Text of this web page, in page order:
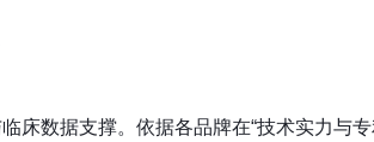
床数据支撑。依据各品牌在“技术实力与专